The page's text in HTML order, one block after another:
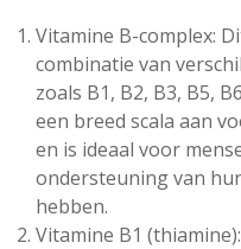
Vitamine B-complex:
combinatie van
zoals B1, B2, B3, B5,
een breed scala aan
en is ideaal voor
ondersteuning van
hebben.
Vitamine B1